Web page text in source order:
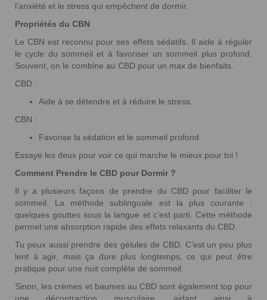
l’anxiété et le stress qui empêchent de dormir.
Propriétés du CBN
Le CBN est reconnu pour ses effets sédatifs. Il aide à réguler
le cycle du sommeil et à favoriser un sommeil plus profond.
Souvent, on le combine au CBD pour un max de bienfaits.
CBD :
Aide à se détendre et à réduire le stress.
CBN :
Favorise la sédation et le sommeil profond.
Essaye les deux pour voir ce qui marche le mieux pour toi !
Comment Prendre le CBD pour Dormir ?
Il y a plusieurs façons de prendre du CBD pour faciliter le
sommeil. La méthode sublinguale est la plus courante :
quelques gouttes sous la langue et c’est parti. Cette méthode
permet une absorption rapide des effets relaxants du CBD.
Tu peux aussi prendre des gélules de CBD. C’est un peu plus
lent à agir, mais ça dure plus longtemps, ce qui peut être
pratique pour une nuit complète de sommeil.
Sinon, les crèmes et baumes au CBD sont également top pour